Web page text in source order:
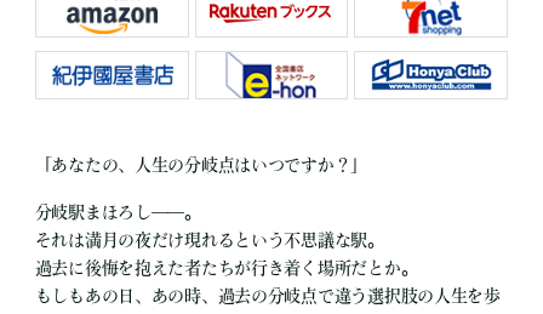
「あなたの、人生の分岐点はいつですか？」
分岐駅まほろし――。
それは満月の夜だけ現れるという不思議な駅。
過去に後悔を抱えた者たちが行き着く場所だとか。
もしもあの日、あの時、過去の分岐点で違う選択肢の人生を歩